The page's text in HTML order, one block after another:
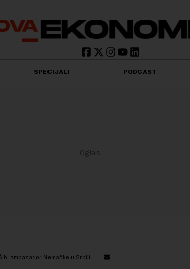
SPECIJALI PODCAST
ambasador Nemačke u Srbiji